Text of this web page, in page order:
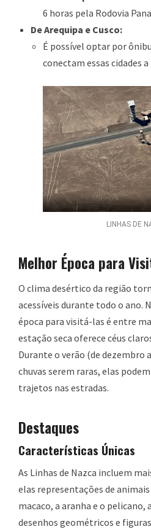
6 horas pela Rodovia
De Arequipa e Cusco:
É possível optar por
conectam essas cidades a
LINHAS DE
Melhor Época para
O clima desértico da região
acessíveis durante todo o ano.
época para visitá-las é entre
estação seca oferece céus
Durante o verão (de dezembro
chuvas serem raras, elas
trajetos nas estradas.
Destaques
Características Únicas
As Linhas de Nazca incluem
elas representações de
macaco, a aranha e o pelicano,
desenhos geométricos e